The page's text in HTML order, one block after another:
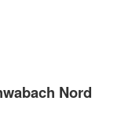
Nord